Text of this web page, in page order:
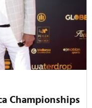
Championships